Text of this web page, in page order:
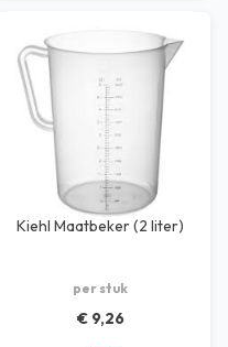
Kiehl Maatbeker (2 liter)
per stuk
€ 9,26